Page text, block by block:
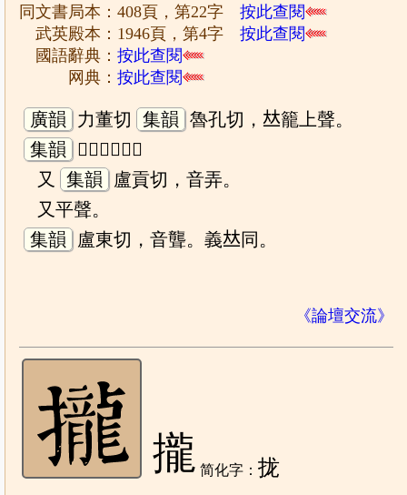
同文書局本：408頁，第22字按此查閱
武英殿本：1946頁，第4字按此查閱
國語辭典：按此查閱
网典：按此查閱
廣韻 力董切 集韻 魯孔切，𠀤籠上聲。
集韻
𢤱悷，很也。
又
集韻
盧貢切，音弄。
又平聲。
集韻
盧東切，音聾。義𠀤同。
《論壇交流》
攏 简化字：拢